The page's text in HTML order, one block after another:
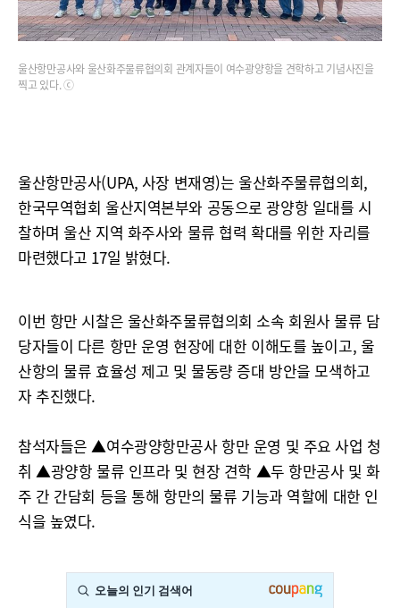
울산항만공사와 울산화주물류협의회 관계자들이 여수광양항을 견학하고 기념사진을
찍고 있다. ⓒ
울산항만공사(UPA, 사장 변재영)는 울산화주물류협의회,
한국무역협회 울산지역본부와 공동으로 광양항 일대를 시
찰하며 울산 지역 화주사와 물류 협력 확대를 위한 자리를
마련했다고 17일 밝혔다.
이번 항만 시찰은 울산화주물류협의회 소속 회원사 물류 담
당자들이 다른 항만 운영 현장에 대한 이해도를 높이고, 울
산항의 물류 효율성 제고 및 물동량 증대 방안을 모색하고
자 추진했다.
참석자들은 ▲여수광양항만공사 항만 운영 및 주요 사업 청
취 ▲광양항 물류 인프라 및 현장 견학 ▲두 항만공사 및 화
주 간 간담회 등을 통해 항만의 물류 기능과 역할에 대한 인
식을 높였다.